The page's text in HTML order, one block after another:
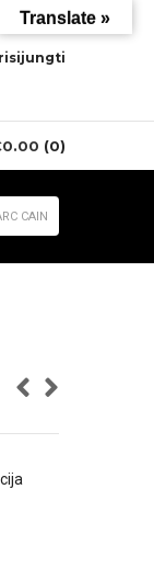
0.00 (0)
CAIN
Translate »